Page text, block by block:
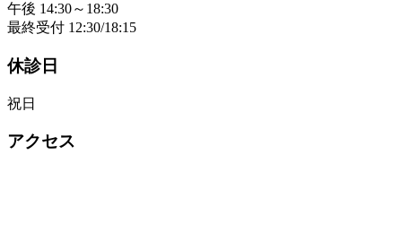
午後 14:30～18:30
最終受付 12:30/18:15
休診日
祝日
アクセス